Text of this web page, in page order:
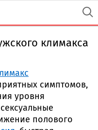
климакса
симптомов,
уровня
полового